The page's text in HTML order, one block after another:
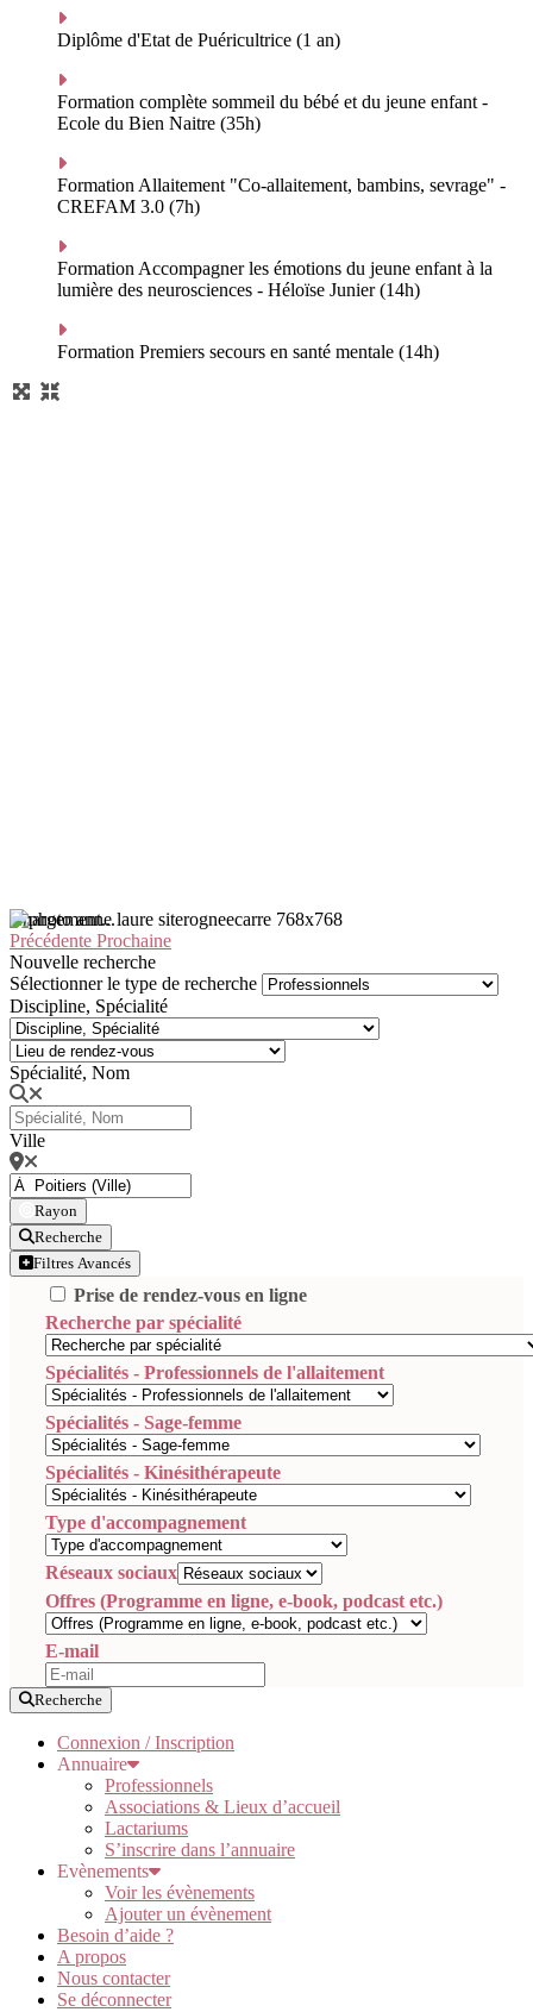
Diplôme d'Etat de Puéricultrice (1 an)
Formation complète sommeil du bébé et du jeune enfant -
Ecole du Bien Naitre (35h)
Formation Allaitement "Co-allaitement, bambins, sevrage" -
CREFAM 3.0 (7h)
Formation Accompagner les émotions du jeune enfant à la
lumière des neurosciences - Héloïse Junier (14h)
Formation Premiers secours en santé mentale (14h)
Chargement...
Précédente Prochaine
Nouvelle recherche
Sélectionner le type de recherche
Discipline, Spécialité
Spécialité, Nom
Ville
Rayon
Recherche
Filtres Avancés
Prise de rendez-vous en ligne
Recherche par spécialité
Spécialités - Professionnels de l'allaitement
Spécialités - Sage-femme
Spécialités - Kinésithérapeute
Type d'accompagnement
Réseaux sociaux
Offres (Programme en ligne, e-book, podcast etc.)
E-mail
Recherche
Connexion / Inscription
Annuaire
Professionnels
Associations & Lieux d’accueil
Lactariums
S’inscrire dans l’annuaire
Evènements
Voir les évènements
Ajouter un évènement
Besoin d’aide ?
A propos
Nous contacter
Se déconnecter